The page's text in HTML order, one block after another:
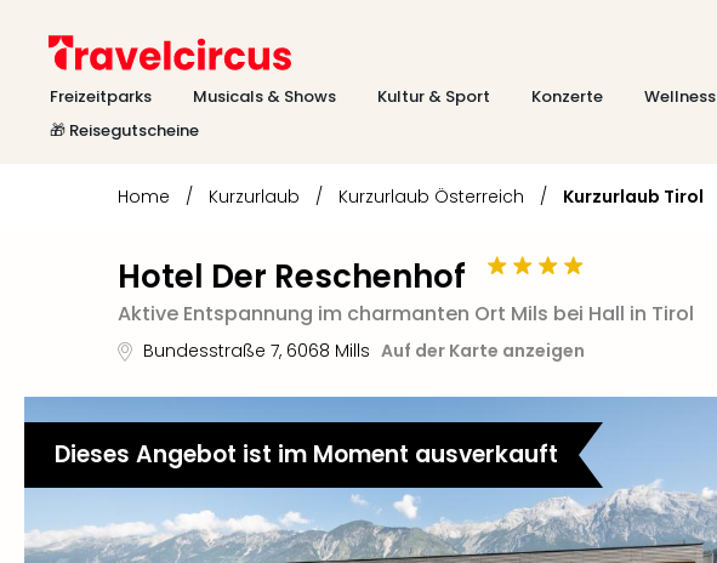
Freizeitparks Musicals & Shows Kultur & Sport Konzerte Wellness
🎁 Reisegutscheine
Home / Kurzurlaub / Kurzurlaub Österreich / Kurzurlaub Tirol
Hotel Der Reschenhof
Aktive Entspannung im charmanten Ort Mils bei Hall in Tirol
Bundesstraße 7, 6068 Mills Auf der Karte anzeigen
Dieses Angebot ist im Moment ausverkauft